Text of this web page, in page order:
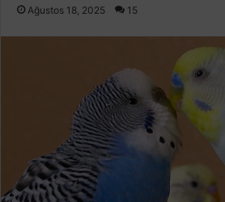
Ağustos 18, 2025 15